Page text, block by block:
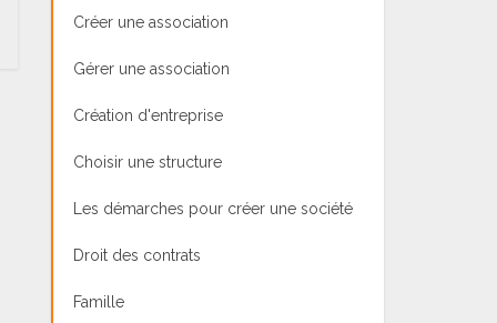
Créer une association
Gérer une association
Création d'entreprise
Choisir une structure
Les démarches pour créer une société
Droit des contrats
Famille